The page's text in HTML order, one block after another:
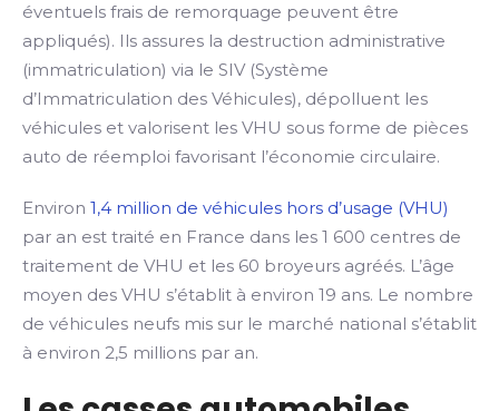
éventuels frais de remorquage peuvent être
appliqués). Ils assures la destruction administrative
(immatriculation) via le SIV (Système
d’Immatriculation des Véhicules), dépolluent les
véhicules et valorisent les VHU sous forme de pièces
auto de réemploi favorisant l’économie circulaire.
Environ 1,4 million de véhicules hors d’usage (VHU)
par an est traité en France dans les 1 600 centres de
traitement de VHU et les 60 broyeurs agréés. L’âge
moyen des VHU s’établit à environ 19 ans. Le nombre
de véhicules neufs mis sur le marché national s’établit
à environ 2,5 millions par an.